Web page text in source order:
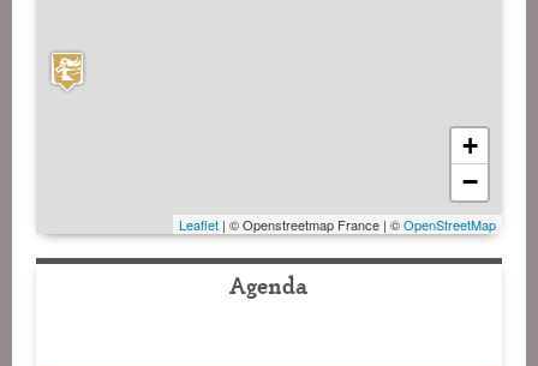
+
−
Leaflet | © Openstreetmap France | ©OpenStreetMap
Agenda